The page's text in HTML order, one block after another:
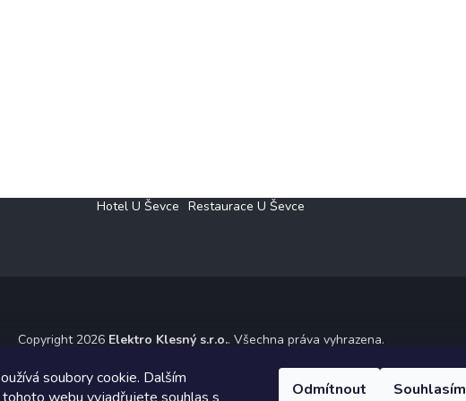
soubory cookie. Dalším
Odmítnout Souhlasím
Hotel U Ševce Restaurace U Ševce
Copyright 2026 Elektro Klesný s.r.o.. Všechna práva vyhrazena.
Tomáš Hlad&Shoptetak.cz.